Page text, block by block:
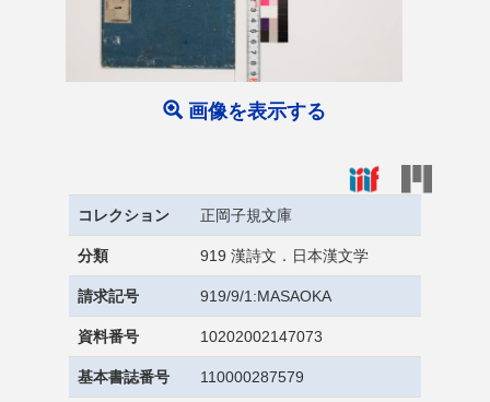
画像を表示する
コレクション 正岡子規文庫
分類 919 漢詩文．日本漢文学
請求記号 919/9/1:MASAOKA
資料番号 10202002147073
基本書誌番号 110000287579